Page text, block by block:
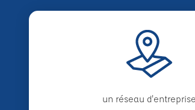
un réseau d'entreprise